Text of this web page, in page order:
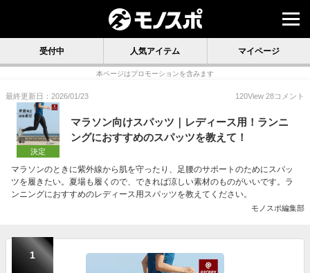
受付中 人気アイテム マイページ
本ページはプロモーションを含みます
最終更新日：2026/01/23 120View 28コメント
決定
マラソン向けスパッツ｜レディース用！ランニ
ングにおすすめのスパッツを教えて！
マラソンのときに紫外線から肌を守ったり、足腰のサポートのためにスパッ
ツを履きたい。夏場も履くので、できれば涼しい素材のものがいいです。ラ
ンニングにおすすめのレディース用スパッツを教えてください。
モノスポ編集部
1